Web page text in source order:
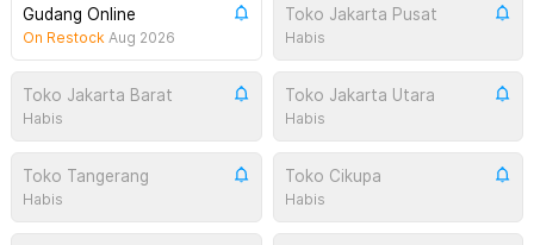
Gudang Online
On Restock Aug 2026
Toko Jakarta Pusat
Habis
Toko Jakarta Barat
Habis
Toko Jakarta Utara
Habis
Toko Tangerang
Habis
Toko Cikupa
Habis